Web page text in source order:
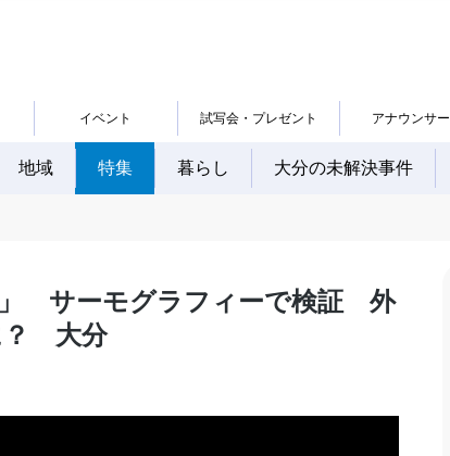
イベント 試写会・プレゼント アナウンサー
地域 特集 暮らし 大分の未解決事件
サーモグラフィーで検証 外
？ 大分